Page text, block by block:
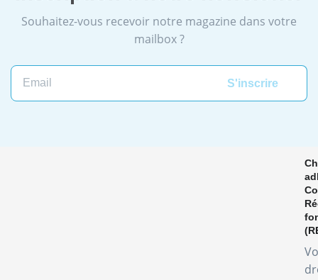
Souhaitez-vous recevoir notre magazine dans votre
mailbox ?